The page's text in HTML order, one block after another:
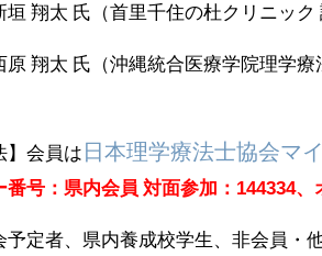
翔太 氏（首里千住の杜クリニック
翔太 氏（沖縄統合医療学院理学
】会員は 日本理学療法士協会マ
号：県内会員 対面参加：144334、
定者、県内養成校学生、非会員・